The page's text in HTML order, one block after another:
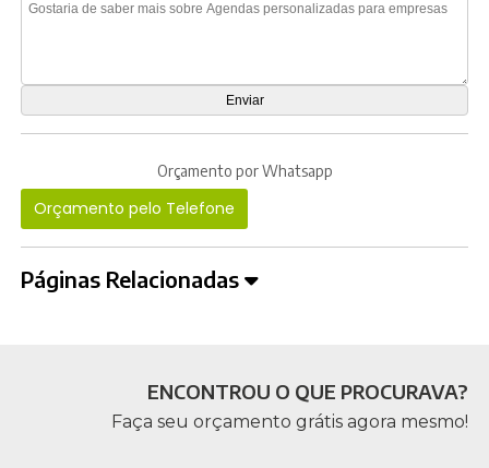
Orçamento por Whatsapp
Orçamento pelo Telefone
Páginas Relacionadas
ENCONTROU O QUE PROCURAVA?
Faça seu orçamento grátis agora mesmo!